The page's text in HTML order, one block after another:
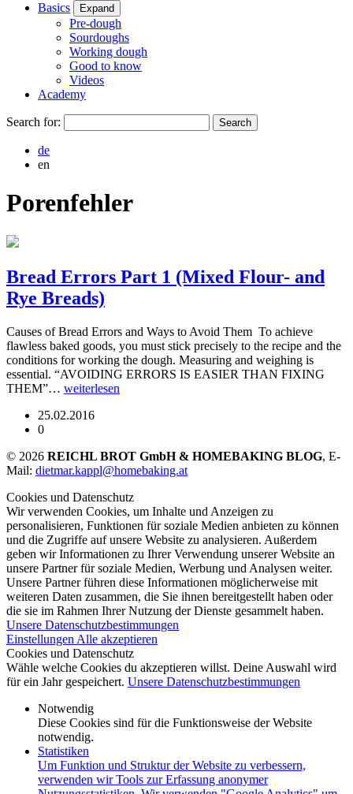
Basics
Expand
Pre-dough
Sourdoughs
Working dough
Good to know
Videos
Academy
Search for:
de
en
Porenfehler
Bread Errors Part 1 (Mixed Flour- and
Rye Breads)
Causes of Bread Errors and Ways to Avoid Them To achieve
flawless baked goods, you must stick precisely to the recipe and the
conditions for working the dough. Measuring and weighing is
essential. “AVOIDING ERRORS IS EASIER THAN FIXING
THEM”… weiterlesen
25.02.2016
0
© 2026 REICHL BROT GmbH & HOMEBAKING BLOG, E-
Mail: dietmar.kappl@homebaking.at
Cookies und Datenschutz
Wir verwenden Cookies, um Inhalte und Anzeigen zu
personalisieren, Funktionen für soziale Medien anbieten zu können
und die Zugriffe auf unsere Website zu analysieren. Außerdem
geben wir Informationen zu Ihrer Verwendung unserer Website an
unsere Partner für soziale Medien, Werbung und Analysen weiter.
Unsere Partner führen diese Informationen möglicherweise mit
weiteren Daten zusammen, die Sie ihnen bereitgestellt haben oder
die sie im Rahmen Ihrer Nutzung der Dienste gesammelt haben.
Unsere Datenschutzbestimmungen
Einstellungen Alle akzeptieren
Cookies und Datenschutz
Wähle welche Cookies du akzeptieren willst. Deine Auswahl wird
für ein Jahr gespeichert. Unsere Datenschutzbestimmungen
Notwendig
Diese Cookies sind für die Funktionsweise der Website
notwendig.
Statistiken
Um Funktion und Struktur der Website zu verbessern,
verwenden wir Tools zur Erfassung anonymer